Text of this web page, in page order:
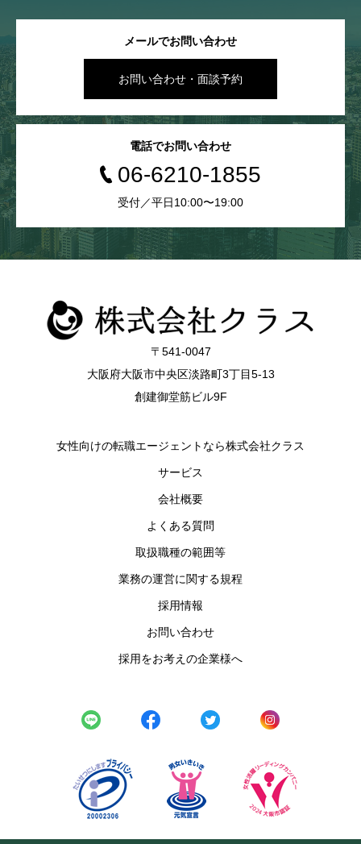
メールでお問い合わせ
お問い合わせ・面談予約
電話でお問い合わせ
06-6210-1855
受付／平日10:00〜19:00
〒541-0047
大阪府大阪市中央区淡路町3丁目5-13
創建御堂筋ビル9F
女性向けの転職エージェントなら株式会社クラス
サービス
会社概要
よくある質問
取扱職種の範囲等
業務の運営に関する規程
採用情報
お問い合わせ
採用をお考えの企業様へ